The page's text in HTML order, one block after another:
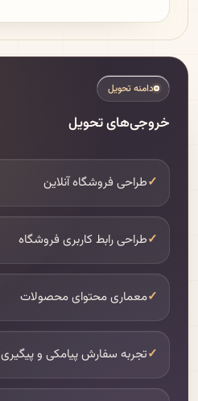
دامنه تحویل
خروجی‌های تحویل
✓طراحی فروشگاه آنلاین
✓طراحی رابط کاربری فروشگاه
✓معماری محتوای محصولات
✓تجربه سفارش پیامکی و پیگیری